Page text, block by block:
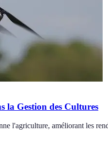
la Gestion des Cultures
l'agriculture, améliorant les